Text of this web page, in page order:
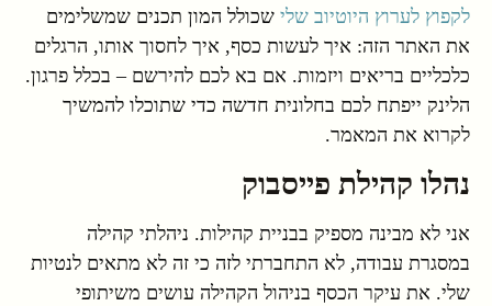
לקפוץ לערוץ היוטיוב שלי שכולל המון תכנים שמשלימים
את האתר הזה: איך לעשות כסף, איך לחסוך אותו, הרגלים
כלכליים בריאים ויזמות. אם בא לכם להירשם – בכלל פרגון.
הלינק ייפתח לכם בחלונית חדשה כדי שתוכלו להמשיך
לקרוא את המאמר.
נהלו קהילת פייסבוק
אני לא מבינה מספיק בבניית קהילות. ניהלתי קהילה
במסגרת עבודה, לא התחברתי לזה כי זה לא מתאים לנטיות
שלי. את עיקר הכסף בניהול הקהילה עושים משיתופי